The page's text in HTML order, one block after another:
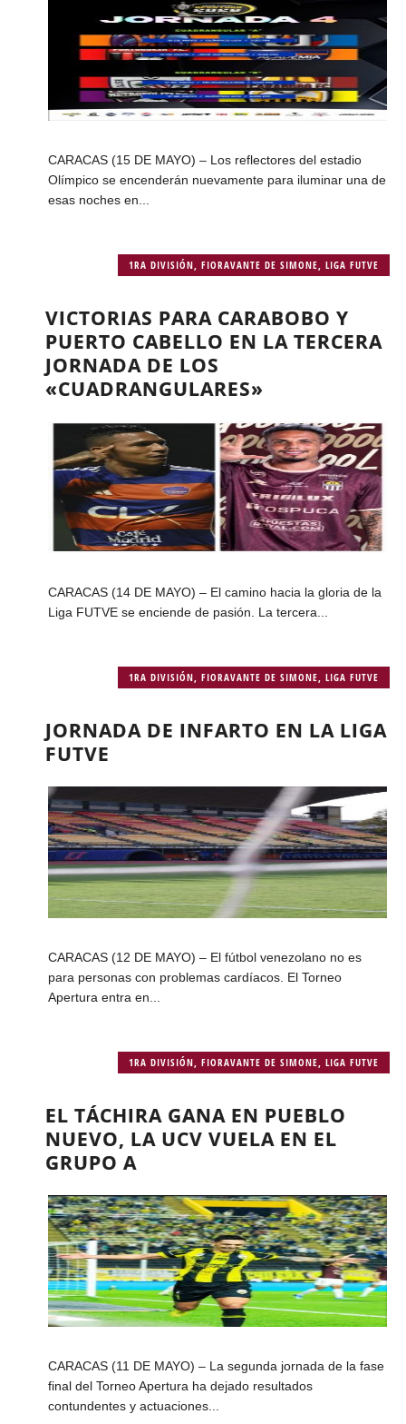
CARACAS (15 DE MAYO) – Los reflectores del estadio
Olímpico se encenderán nuevamente para iluminar una de
esas noches en...
1RA DIVISIÓN ,FIORAVANTE DE SIMONE ,LIGA FUTVE
VICTORIAS PARA CARABOBO Y
PUERTO CABELLO EN LA TERCERA
JORNADA DE LOS
«CUADRANGULARES»
CARACAS (14 DE MAYO) – El camino hacia la gloria de la
Liga FUTVE se enciende de pasión. La tercera...
1RA DIVISIÓN ,FIORAVANTE DE SIMONE ,LIGA FUTVE
JORNADA DE INFARTO EN LA LIGA
FUTVE
CARACAS (12 DE MAYO) – El fútbol venezolano no es
para personas con problemas cardíacos. El Torneo
Apertura entra en...
1RA DIVISIÓN ,FIORAVANTE DE SIMONE ,LIGA FUTVE
EL TÁCHIRA GANA EN PUEBLO
NUEVO, LA UCV VUELA EN EL
GRUPO A
CARACAS (11 DE MAYO) – La segunda jornada de la fase
final del Torneo Apertura ha dejado resultados
contundentes y actuaciones...